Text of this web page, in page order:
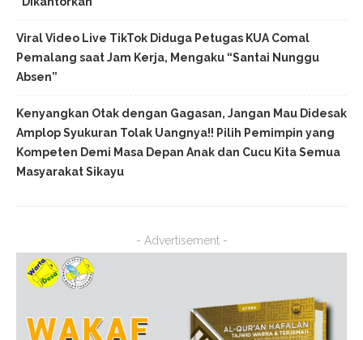
Viral Video Live TikTok Diduga Petugas KUA Comal
Pemalang saat Jam Kerja, Mengaku “Santai Nunggu
Absen”
Kenyangkan Otak dengan Gagasan, Jangan Mau Didesak
Amplop Syukuran Tolak Uangnya!! Pilih Pemimpin yang
Kompeten Demi Masa Depan Anak dan Cucu Kita Semua
Masyarakat Sikayu
- Advertisement -